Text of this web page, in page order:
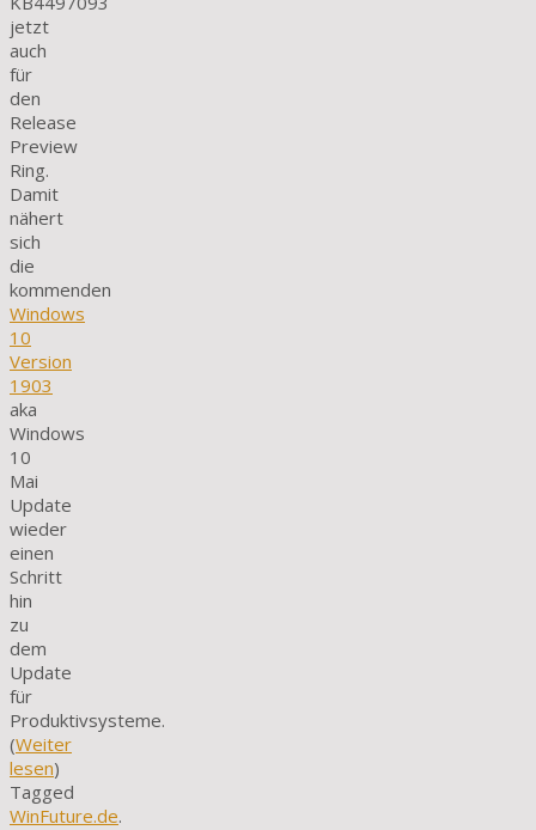
jetzt
auch
für
den
Release
Preview
Ring.
Damit
nähert
sich
die
kommenden
Windows
10
Version
1903
aka
Windows
10
Mai
Update
wieder
einen
Schritt
hin
zu
dem
Update
für
Produktivsysteme.
(Weiter
lesen)
Tagged
WinFuture.de.